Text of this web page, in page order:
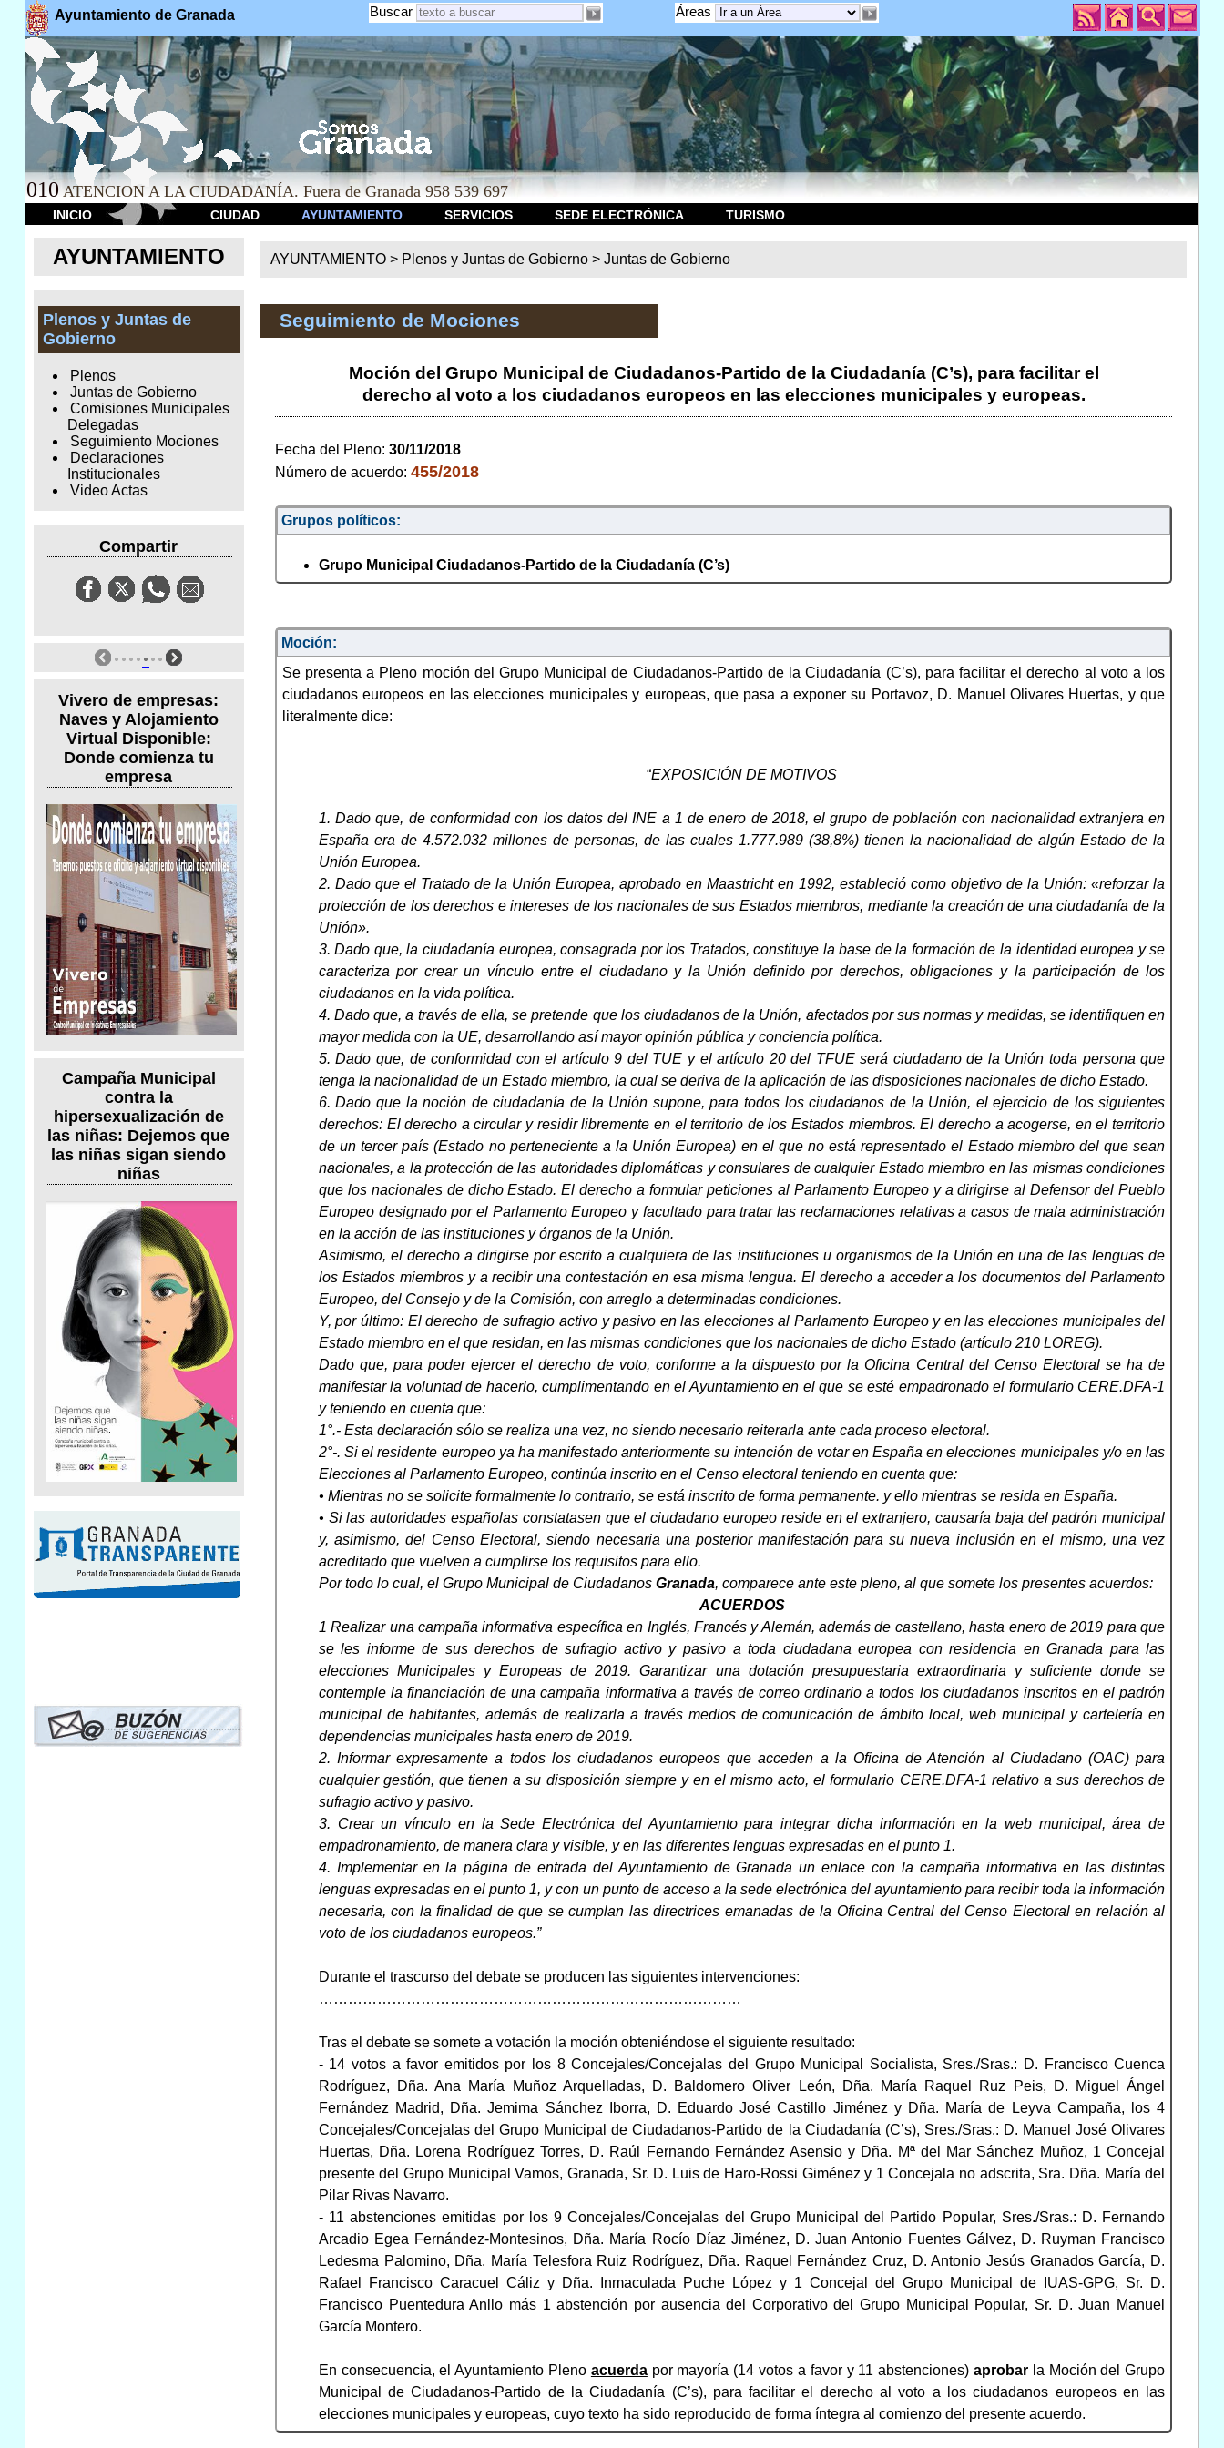
Ayuntamiento de Granada Áreas
Buscar
010 ATENCION A LA CIUDADANÍA. Fuera de Granada 958 539 697
INICIO CIUDAD AYUNTAMIENTO SERVICIOS SEDE ELECTRÓNICA TURISMO
AYUNTAMIENTO
Plenos y Juntas de
Gobierno
Plenos
Juntas de Gobierno
Comisiones Municipales
Delegadas
Seguimiento Mociones
Declaraciones
Institucionales
Video Actas
Compartir
Vivero de empresas:
Naves y Alojamiento
Virtual Disponible:
Donde comienza tu
empresa
Campaña Municipal
contra la
hipersexualización de
las niñas: Dejemos que
las niñas sigan siendo
niñas
AYUNTAMIENTO > Plenos y Juntas de Gobierno >Juntas de Gobierno
Seguimiento de Mociones
Moción del Grupo Municipal de Ciudadanos-Partido de la Ciudadanía (C’s), para facilitar el
derecho al voto a los ciudadanos europeos en las elecciones municipales y europeas.
Fecha del Pleno: 30/11/2018
Número de acuerdo: 455/2018
Grupos políticos:
Grupo Municipal Ciudadanos-Partido de la Ciudadanía (C’s)
Moción:
Se presenta a Pleno moción del Grupo Municipal de Ciudadanos-Partido de la Ciudadanía (C’s), para facilitar el derecho al voto a los
ciudadanos europeos en las elecciones municipales y europeas, que pasa a exponer su Portavoz, D. Manuel Olivares Huertas, y que
literalmente dice:
“EXPOSICIÓN DE MOTIVOS
1. Dado que, de conformidad con los datos del INE a 1 de enero de 2018, el grupo de población con nacionalidad extranjera en
España era de 4.572.032 millones de personas, de las cuales 1.777.989 (38,8%) tienen la nacionalidad de algún Estado de la
Unión Europea.
2. Dado que el Tratado de la Unión Europea, aprobado en Maastricht en 1992, estableció como objetivo de la Unión: «reforzar la
protección de los derechos e intereses de los nacionales de sus Estados miembros, mediante la creación de una ciudadanía de la
Unión».
3. Dado que, la ciudadanía europea, consagrada por los Tratados, constituye la base de la formación de la identidad europea y se
caracteriza por crear un vínculo entre el ciudadano y la Unión definido por derechos, obligaciones y la participación de los
ciudadanos en la vida política.
4. Dado que, a través de ella, se pretende que los ciudadanos de la Unión, afectados por sus normas y medidas, se identifiquen en
mayor medida con la UE, desarrollando así mayor opinión pública y conciencia política.
5. Dado que, de conformidad con el artículo 9 del TUE y el artículo 20 del TFUE será ciudadano de la Unión toda persona que
tenga la nacionalidad de un Estado miembro, la cual se deriva de la aplicación de las disposiciones nacionales de dicho Estado.
6. Dado que la noción de ciudadanía de la Unión supone, para todos los ciudadanos de la Unión, el ejercicio de los siguientes
derechos: El derecho a circular y residir libremente en el territorio de los Estados miembros. El derecho a acogerse, en el territorio
de un tercer país (Estado no perteneciente a la Unión Europea) en el que no está representado el Estado miembro del que sean
nacionales, a la protección de las autoridades diplomáticas y consulares de cualquier Estado miembro en las mismas condiciones
que los nacionales de dicho Estado. El derecho a formular peticiones al Parlamento Europeo y a dirigirse al Defensor del Pueblo
Europeo designado por el Parlamento Europeo y facultado para tratar las reclamaciones relativas a casos de mala administración
en la acción de las instituciones y órganos de la Unión.
Asimismo, el derecho a dirigirse por escrito a cualquiera de las instituciones u organismos de la Unión en una de las lenguas de
los Estados miembros y a recibir una contestación en esa misma lengua. El derecho a acceder a los documentos del Parlamento
Europeo, del Consejo y de la Comisión, con arreglo a determinadas condiciones.
Y, por último: El derecho de sufragio activo y pasivo en las elecciones al Parlamento Europeo y en las elecciones municipales del
Estado miembro en el que residan, en las mismas condiciones que los nacionales de dicho Estado (artículo 210 LOREG).
Dado que, para poder ejercer el derecho de voto, conforme a la dispuesto por la Oficina Central del Censo Electoral se ha de
manifestar la voluntad de hacerlo, cumplimentando en el Ayuntamiento en el que se esté empadronado el formulario CERE.DFA-1
y teniendo en cuenta que:
1°.- Esta declaración sólo se realiza una vez, no siendo necesario reiterarla ante cada proceso electoral.
2°-. Si el residente europeo ya ha manifestado anteriormente su intención de votar en España en elecciones municipales y/o en las
Elecciones al Parlamento Europeo, continúa inscrito en el Censo electoral teniendo en cuenta que:
• Mientras no se solicite formalmente lo contrario, se está inscrito de forma permanente. y ello mientras se resida en España.
• Si las autoridades españolas constatasen que el ciudadano europeo reside en el extranjero, causaría baja del padrón municipal
y, asimismo, del Censo Electoral, siendo necesaria una posterior manifestación para su nueva inclusión en el mismo, una vez
acreditado que vuelven a cumplirse los requisitos para ello.
Por todo lo cual, el Grupo Municipal de Ciudadanos Granada, comparece ante este pleno, al que somete los presentes acuerdos:
ACUERDOS
1 Realizar una campaña informativa específica en Inglés, Francés y Alemán, además de castellano, hasta enero de 2019 para que
se les informe de sus derechos de sufragio activo y pasivo a toda ciudadana europea con residencia en Granada para las
elecciones Municipales y Europeas de 2019. Garantizar una dotación presupuestaria extraordinaria y suficiente donde se
contemple la financiación de una campaña informativa a través de correo ordinario a todos los ciudadanos inscritos en el padrón
municipal de habitantes, además de realizarla a través medios de comunicación de ámbito local, web municipal y cartelería en
dependencias municipales hasta enero de 2019.
2. Informar expresamente a todos los ciudadanos europeos que acceden a la Oficina de Atención al Ciudadano (OAC) para
cualquier gestión, que tienen a su disposición siempre y en el mismo acto, el formulario CERE.DFA-1 relativo a sus derechos de
sufragio activo y pasivo.
3. Crear un vínculo en la Sede Electrónica del Ayuntamiento para integrar dicha información en la web municipal, área de
empadronamiento, de manera clara y visible, y en las diferentes lenguas expresadas en el punto 1.
4. Implementar en la página de entrada del Ayuntamiento de Granada un enlace con la campaña informativa en las distintas
lenguas expresadas en el punto 1, y con un punto de acceso a la sede electrónica del ayuntamiento para recibir toda la información
necesaria, con la finalidad de que se cumplan las directrices emanadas de la Oficina Central del Censo Electoral en relación al
voto de los ciudadanos europeos.”
Durante el trascurso del debate se producen las siguientes intervenciones:
……………………………………………………………………………
Tras el debate se somete a votación la moción obteniéndose el siguiente resultado:
- 14 votos a favor emitidos por los 8 Concejales/Concejalas del Grupo Municipal Socialista, Sres./Sras.: D. Francisco Cuenca
Rodríguez, Dña. Ana María Muñoz Arquelladas, D. Baldomero Oliver León, Dña. María Raquel Ruz Peis, D. Miguel Ángel
Fernández Madrid, Dña. Jemima Sánchez Iborra, D. Eduardo José Castillo Jiménez y Dña. María de Leyva Campaña, los 4
Concejales/Concejalas del Grupo Municipal de Ciudadanos-Partido de la Ciudadanía (C’s), Sres./Sras.: D. Manuel José Olivares
Huertas, Dña. Lorena Rodríguez Torres, D. Raúl Fernando Fernández Asensio y Dña. Mª del Mar Sánchez Muñoz, 1 Concejal
presente del Grupo Municipal Vamos, Granada, Sr. D. Luis de Haro-Rossi Giménez y 1 Concejala no adscrita, Sra. Dña. María del
Pilar Rivas Navarro.
- 11 abstenciones emitidas por los 9 Concejales/Concejalas del Grupo Municipal del Partido Popular, Sres./Sras.: D. Fernando
Arcadio Egea Fernández-Montesinos, Dña. María Rocío Díaz Jiménez, D. Juan Antonio Fuentes Gálvez, D. Ruyman Francisco
Ledesma Palomino, Dña. María Telesfora Ruiz Rodríguez, Dña. Raquel Fernández Cruz, D. Antonio Jesús Granados García, D.
Rafael Francisco Caracuel Cáliz y Dña. Inmaculada Puche López y 1 Concejal del Grupo Municipal de IUAS-GPG, Sr. D.
Francisco Puentedura Anllo más 1 abstención por ausencia del Corporativo del Grupo Municipal Popular, Sr. D. Juan Manuel
García Montero.
En consecuencia, el Ayuntamiento Pleno acuerdapor mayoría (14 votos a favor y 11 abstenciones) aprobarla Moción del Grupo
Municipal de Ciudadanos-Partido de la Ciudadanía (C’s), para facilitar el derecho al voto a los ciudadanos europeos en las
elecciones municipales y europeas, cuyo texto ha sido reproducido de forma íntegra al comienzo del presente acuerdo.